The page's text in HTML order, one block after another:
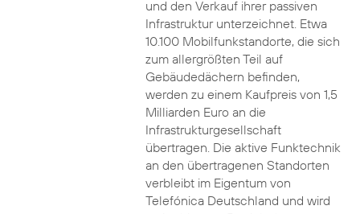
und den Verkauf ihrer passiven
Infrastruktur unterzeichnet. Etwa
10.100 Mobilfunkstandorte, die sich
zum allergrößten Teil auf
Gebäudedächern befinden,
werden zu einem Kaufpreis von 1,5
Milliarden Euro an die
Infrastrukturgesellschaft
übertragen. Die aktive Funktechnik
an den übertragenen Standorten
verbleibt im Eigentum von
Telefónica Deutschland und wird